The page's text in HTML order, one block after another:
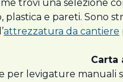
trovi una selezione
e pareti. Sono
attrezzatura da cantiere
Carta
per levigature manuali